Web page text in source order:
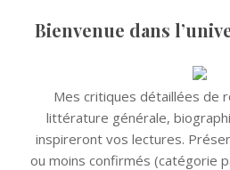
Bienvenue dans
Mes critiques détaillées de
littérature générale,
inspireront vos lectures.
ou moins confirmés (catégorie